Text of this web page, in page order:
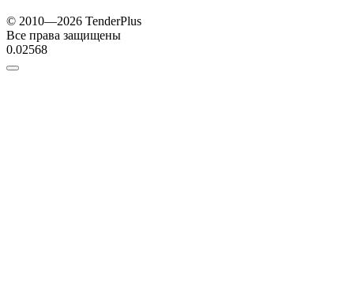
© 2010—2026 TenderPlus
Все права защищены
0.02568